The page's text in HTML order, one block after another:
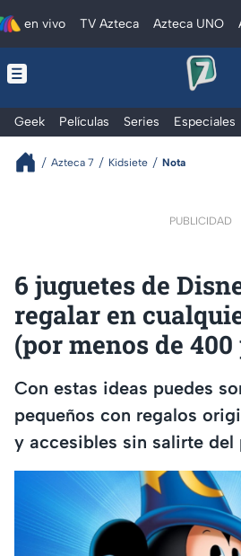
en vivo TV Azteca Azteca UNO
Geek Películas Series Especiales
Azteca 7 Kidsiete Nota
PUBLICIDAD
6 juguetes de
regalar en
(por menos de 400
Con estas ideas puedes
pequeños con regalos
y accesibles sin salirte del